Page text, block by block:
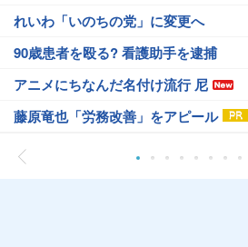
れいわ「いのちの党」に変更へ
90歳患者を殴る? 看護助手を逮捕
アニメにちなんだ名付け流行 尼
藤原竜也「労務改善」をアピール